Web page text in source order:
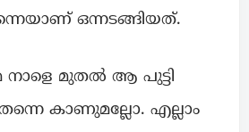
ഒന്നടങ്ങിയത്.
നാളെ മുതൽ ആ പുട്ടി
കാണുമല്ലോ. എല്ലാം